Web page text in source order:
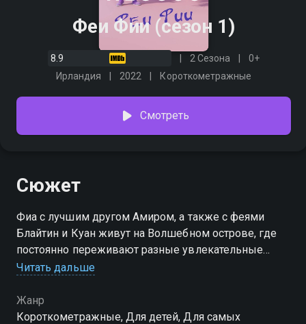
Феи Фии (сезон 1)
8.9 2 Сезона
0+
Ирландия
2022 Короткометражные
Смотреть
Сюжет
Фиа с лучшим другом Амиром, а также с феями
Блайтин и Куан живут на Волшебном острове, где
постоянно переживают разные увлекательные
приключения. Герои изучают ирландский язык,
делают много других интересных вещей, которые
смогут вдохновить на повторение за ними юную
Читать дальше
Жанр
Короткометражные, Для детей, Для самых